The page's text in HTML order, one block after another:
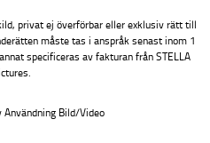
privat ej överförbar eller exklusiv rätt till
måste tas i anspråk senast inom 1
specificeras av fakturan från STELLA
Bild/Video